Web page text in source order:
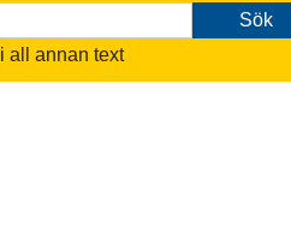
Sök
all annan text